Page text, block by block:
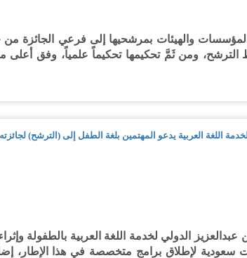
والهيئات بمرشحيها إلى فرعي الجائزة من
ومن ثَمَّ تحكيمها تحكيماً علمياً، وفق أعلى
اللغة العربية يدعو المهتمين بلغة الطفل إلى (الترشح) لجائزته
الدولي لخدمة اللغة العربية بالطفولة
سعودية لإطلاق برامج متخصصة في هذا الإطار،